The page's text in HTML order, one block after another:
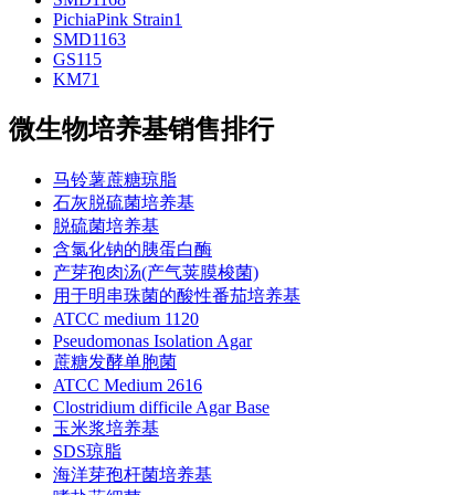
PichiaPink Strain1
SMD1163
GS115
KM71
微生物培养基销售排行
马铃薯蔗糖琼脂
石灰脱硫菌培养基
脱硫菌培养基
含氯化钠的胰蛋白酶
产芽孢肉汤(产气荚膜梭菌)
用于明串珠菌的酸性番茄培养基
ATCC medium 1120
Pseudomonas Isolation Agar
蔗糖发酵单胞菌
ATCC Medium 2616
Clostridium difficile Agar Base
玉米浆培养基
SDS琼脂
海洋芽孢杆菌培养基